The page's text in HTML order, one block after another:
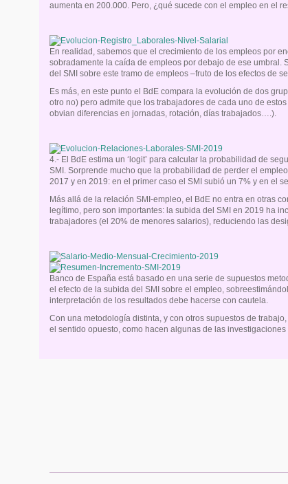
aumenta en 200.000. Pero, ¿qué sucede con el empleo en el
En realidad, sabemos que el crecimiento de los empleos por
sobradamente la caída de empleos por debajo de ese umbral.
del SMI sobre este tramo de empleos –fruto de los efectos de
Es más, en este punto el BdE compara la evolución de dos
otro no) pero admite que los trabajadores de cada uno de
obvian diferencias en jornadas, rotación, días trabajados….).
4.- El BdE estima un ‘logit’ para calcular la probabilidad de
SMI. Sorprende mucho que la probabilidad de perder el
2017 y en 2019: en el primer caso el SMI subió un 7% y en el
Más allá de la relación SMI-empleo, el BdE no entra en otras
legítimo, pero son importantes: la subida del SMI en 2019 ha
trabajadores (el 20% de menores salarios), reduciendo las
Banco de España está basado en una serie de supuestos
el efecto de la subida del SMI sobre el empleo,
interpretación de los resultados debe hacerse con cautela.
Con una metodología distinta, y con otros supuestos de
el sentido opuesto, como hacen algunas de las